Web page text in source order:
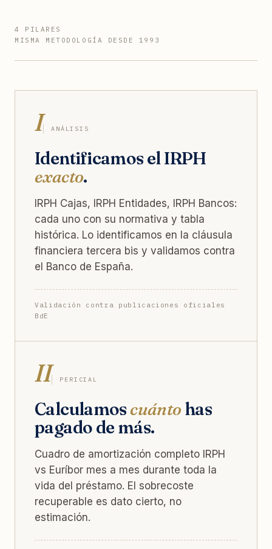
4 PILARES
MISMA METODOLOGÍA DESDE 1993
I ANÁLISIS
Identificamos el IRPH
exacto.
IRPH Cajas, IRPH Entidades, IRPH Bancos:
cada uno con su normativa y tabla
histórica. Lo identificamos en la cláusula
financiera tercera bis y validamos contra
el Banco de España.
Validación contra publicaciones oficiales
BdE
II PERICIAL
Calculamoscuánto has
pagado de más.
Cuadro de amortización completo IRPH
vs Euríbor mes a mes durante toda la
vida del préstamo. El sobrecoste
recuperable es dato cierto, no
estimación.